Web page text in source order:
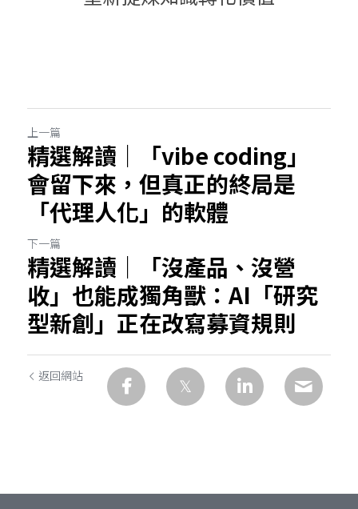
上一篇
精選解讀｜「vibe coding」
會留下來，但真正的終局是
「代理人化」的軟體
下一篇
精選解讀｜「沒產品、沒營
收」也能成獨角獸：AI「研究
型新創」正在改寫募資規則
返回網站